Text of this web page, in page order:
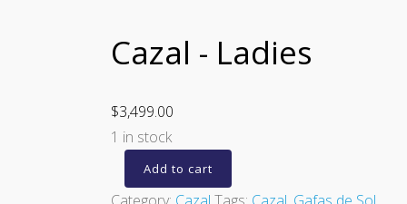
Cazal - Ladies
$3,499.00
1 in stock
Add to cart